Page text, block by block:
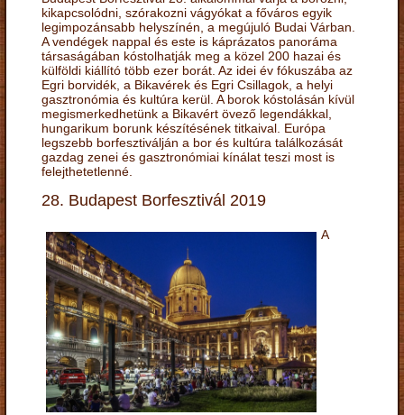
kikapcsolódni, szórakozni vágyókat a főváros egyik
legimpozánsabb helyszínén, a megújuló Budai Várban.
A vendégek nappal és este is káprázatos panoráma
társaságában kóstolhatják meg a közel 200 hazai és
külföldi kiállító több ezer borát. Az idei év fókuszába az
Egri borvidék, a Bikavérek és Egri Csillagok, a helyi
gasztronómia és kultúra kerül. A borok kóstolásán kívül
megismerkedhetünk a Bikavért övező legendákkal,
hungarikum borunk készítésének titkaival. Európa
legszebb borfesztiválján a bor és kultúra találkozását
gazdag zenei és gasztronómiai kínálat teszi most is
felejthetetlenné.
28. Budapest Borfesztivál 2019
A